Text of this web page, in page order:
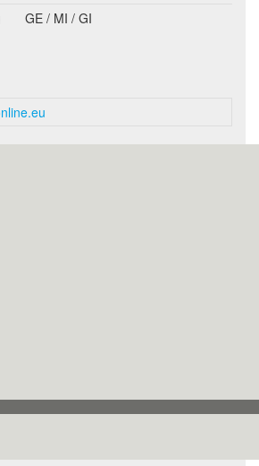
GE / MI / GI